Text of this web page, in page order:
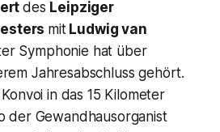
des Leipziger
mitLudwig van
Symphonie hat über
Jahresabschluss gehört.
in das 15 Kilometer
der Gewandhausorganist